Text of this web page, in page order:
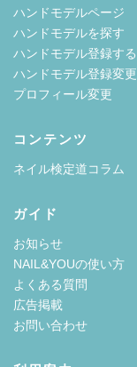
ハンドモデルページ
ハンドモデルを探す
ハンドモデル登録する
ハンドモデル登録変更
プロフィール変更
コンテンツ
ネイル検定道コラム
ガイド
お知らせ
NAIL&YOUの使い方
よくある質問
広告掲載
お問い合わせ